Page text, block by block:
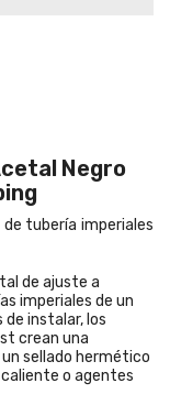
Negro
tubería imperiales
de ajuste a
imperiales de un
instalar, los
crean una
sellado hermético
o agentes